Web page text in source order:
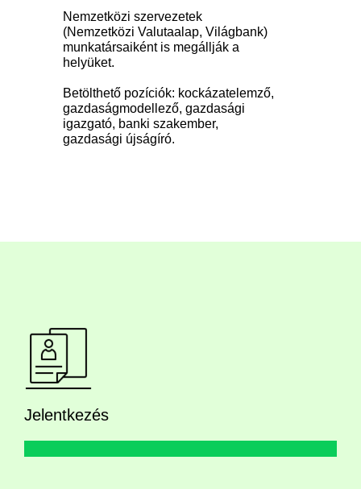
Nemzetközi szervezetek
(Nemzetközi Valutaalap, Világbank)
munkatársaiként is megállják a
helyüket.
Betölthető pozíciók: kockázatelemző,
gazdaságmodellező, gazdasági
igazgató, banki szakember,
gazdasági újságíró.
Jelentkezés